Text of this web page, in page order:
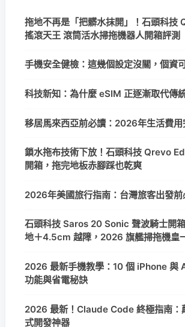
拖地不再是「把髒水抹開」！石頭科
搖滾天王 滾筒活水掃拖機器人開箱評測
手機安全健檢：這幾個設定沒關，個資
科技新知：為什麼 eSIM 正逐漸取代傳
移居馬來西亞前必讀：2026年生活費用
鎖水拖布技術下放！石頭科技 Qrevo
開箱，拖完地板赤腳踩也乾爽
2026年美國旅行指南：台灣旅客出發
石頭科技 Saros 20 Sonic 聲波騎士開
地＋4.5cm 越障，2026 旗艦掃拖機皇
2026 最新手機教學：10 個 iPhone 與
功能與省電秘訣
2026 最新！Claude Code 終極指南：
式開發神器